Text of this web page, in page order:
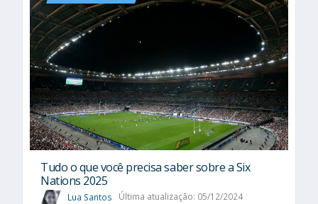
Tudo o que você precisa saber sobre a Six
Nations 2025​
Lua Santos Última atualização: 05/12/2024